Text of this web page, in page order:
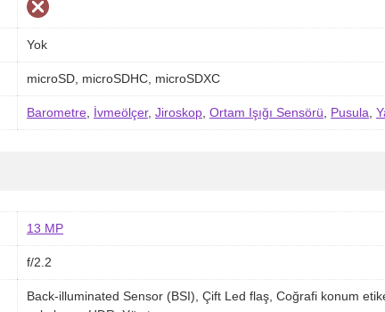
Yok
microSD, microSDHC, microSDXC
Barometre, İvmeölçer, Jiroskop, Ortam Işığı Sensörü, Pusula,
13 MP
f/2.2
Back-illuminated Sensor (BSI), Çift Led flaş, Coğrafi konum